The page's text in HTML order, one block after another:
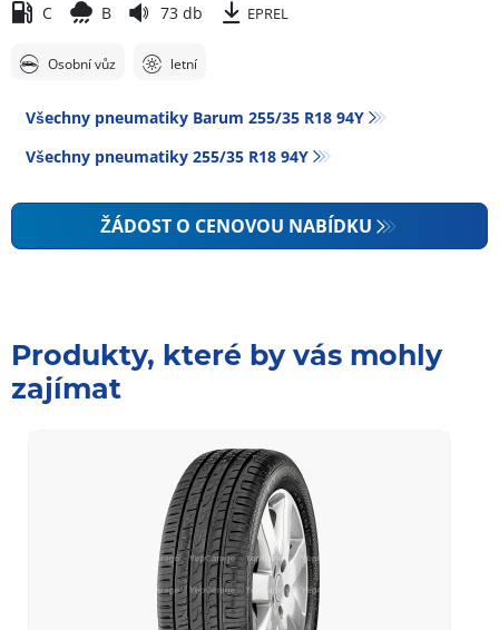
C B 73 db EPREL
Osobní vůz letní
Všechny pneumatiky Barum 255/35 R18 94Y
Všechny pneumatiky‎ 255/35 R18 94Y
ŽÁDOST O CENOVOU NABÍDKU
Produkty, které by vás mohly
zajímat